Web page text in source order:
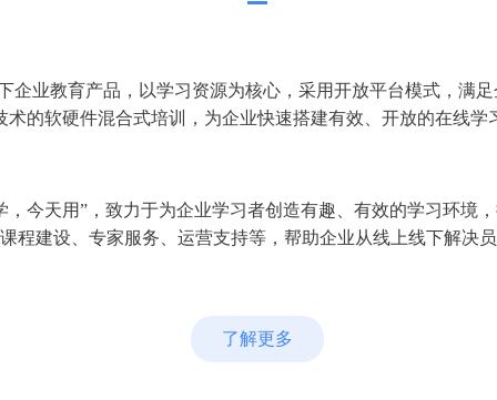
企业教育产品，以学习资源为核心，采用开放平台模式，满
术的软硬件混合式培训，为企业快速搭建有效、开放的在线学
，今天用”，致力于为企业学习者创造有趣、有效的学习环境
程建设、专家服务、运营支持等，帮助企业从线上线下解决
了解更多